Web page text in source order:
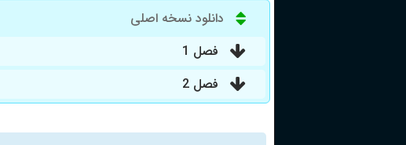
دانلود نسخه اصلی
فصل 1
فصل 2